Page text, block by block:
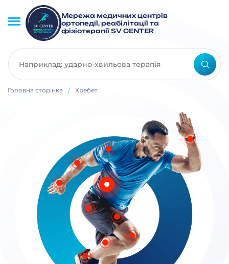
Мережа медичних центрів
ортопедії, реабілітації та
фізіотерапії SV CENTER
Головна сторінка / Хребет